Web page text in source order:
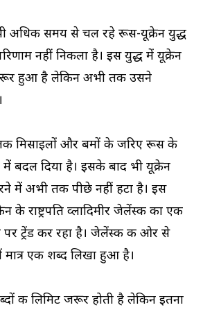
अधिक समय से चल रहे रूस-यूक्रेन युद्ध
नहीं निकला है। इस युद्ध में यूक्रेन
हुआ है लेकिन अभी तक उसने
मिसाइलों और बमों के जरिए रूस के
बदल दिया है। इसके बाद भी यूक्रेन
में अभी तक पीछे नहीं हटा है। इस
के राष्ट्रपति व्लादिमीर जेलेंस्की का एक
पर ट्रेंड कर रहा है। जेलेंस्की की ओर से
एक शब्द लिखा हुआ है।
की लिमिट जरूर होती है लेकिन इतना